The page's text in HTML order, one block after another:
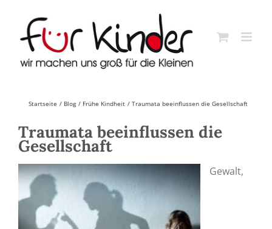
content
Startseite Blog Frühe Kindheit Traumata beeinflussen die Gesellschaft
Traumata beeinflussen die
Gesellschaft
Gewalt,